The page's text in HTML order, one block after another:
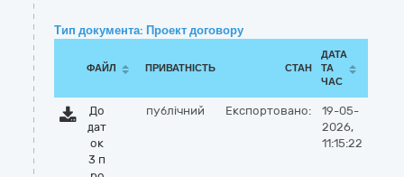
Тип документа: Проект договору
ФАЙЛ ПРИВАТНІСТЬ СТАН
ДАТА
ТА
ЧАС
До
дат
ок
3 п
публічний Експортовано:
19-05-
2026,
11:15:22